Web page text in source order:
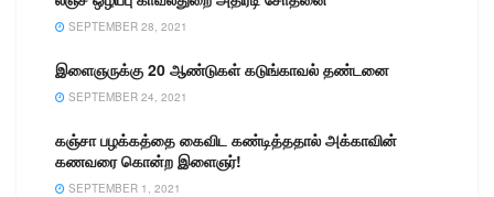
சுற்றும் வாகனங்கள் மீது
போலீசார் தீவிர வாகன…
SEPTEMBER 28, 2021
இளைஞருக்கு 20 ஆண்டுகள் கடுங்காவல் தண்டனை
SEPTEMBER 24, 2021
கஞ்சா பழக்கத்தை கைவிட கண்டித்ததால் அக்காவின்
கணவரை கொன்ற இளைஞர்!
SEPTEMBER 1, 2021